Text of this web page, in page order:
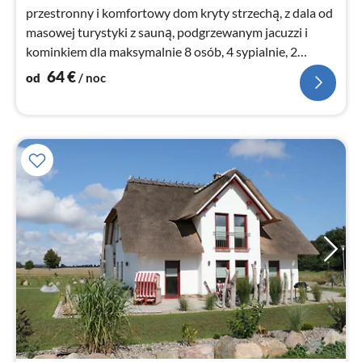
przestronny i komfortowy dom kryty strzechą, z dala od
masowej turystyki z sauną, podgrzewanym jacuzzi i
kominkiem dla maksymalnie 8 osób, 4 sypialnie, 2
łazienki i WLAN
od 64€/ noc